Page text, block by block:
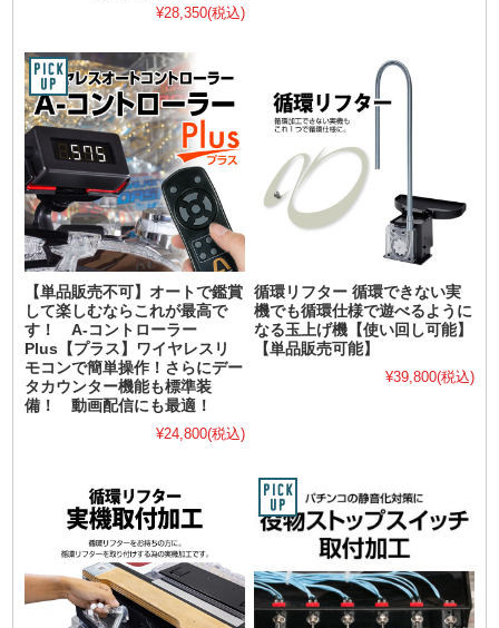
¥28,350(税込)
【単品販売不可】オートで鑑賞
して楽しむならこれが最高で
す！ A-コントローラー
Plus【プラス】ワイヤレスリ
モコンで簡単操作！さらにデー
タカウンター機能も標準装
備！ 動画配信にも最適！
¥24,800(税込)
循環リフター 循環できない実
機でも循環仕様で遊べるように
なる玉上げ機【使い回し可能】
【単品販売可能】
¥39,800(税込)